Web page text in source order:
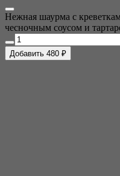
Нежная шаурма с
чесночным соусом и
Добавить 480 ₽